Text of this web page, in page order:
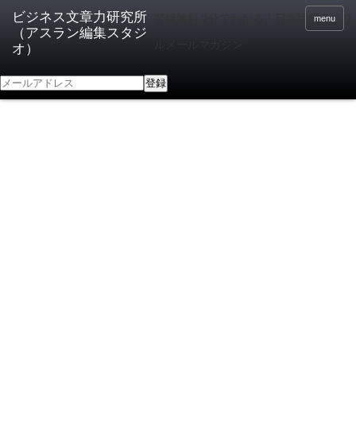
menu
登録無料 2分でわかる！日本語向上ドリ